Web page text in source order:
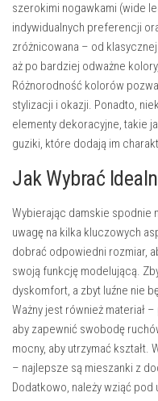
szerokimi nogawkami (wide
indywidualnych preferencji
zróżnicowana – od
aż po bardziej odważne
Różnorodność kolorów
stylizacji i okazji. Ponadto,
elementy dekoracyjne, takie
guziki, które dodają im
Jak Wybrać
Wybierając damskie spodnie
uwagę na kilka kluczowych
dobrać odpowiedni rozmiar,
swoją funkcję modelującą.
dyskomfort, a zbyt luźne nie
Ważny jest również materiał
aby zapewnić swobodę
mocny, aby utrzymać kształt.
– najlepsze są mieszanki z
Dodatkowo, należy wziąć